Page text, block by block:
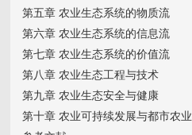
第五章 农业生态系统的物质流
第六章 农业生态系统的信息流
第七章 农业生态系统的价值流
第八章 农业生态工程与技术
第九章 农业生态安全与健康
第十章 农业可持续发展与都市农业